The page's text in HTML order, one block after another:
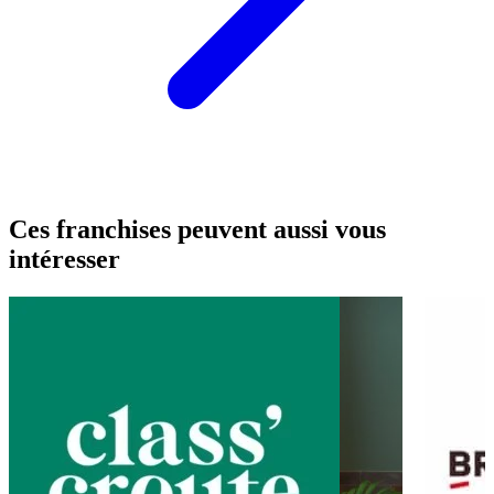
Ces franchises peuvent aussi vous
intéresser